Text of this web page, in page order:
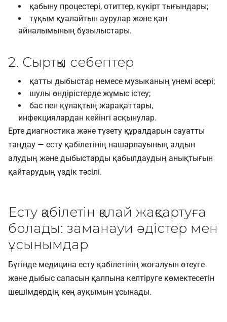
қабыну процестері, отиттер, күкірт тығындары;
тұқым қуалайтын аурулар және қан
айналымының бұзылыстары.
2. Сыртқы себептер
қатты дыбыстар немесе музыканың үнемі әсері;
шулы өндірістерде жұмыс істеу;
бас пен құлақтың жарақаттары,
инфекциялардан кейінгі асқынулар.
Ерте диагностика және түзету құралдарын сауатты
таңдау — есту қабілетінің нашарлауының алдын
алудың және дыбыстарды қабылдаудың анықтығын
қайтарудың үздік тәсілі.
Есту қабілетін қалай жақсартуға
болады: заманауи әдістер мен
ұсынымдар
Бүгінде медицина есту қабілетінің жоғалуын өтеуге
және дыбыс сапасын қалпына келтіруге көмектесетін
шешімдердің кең ауқымын ұсынады.